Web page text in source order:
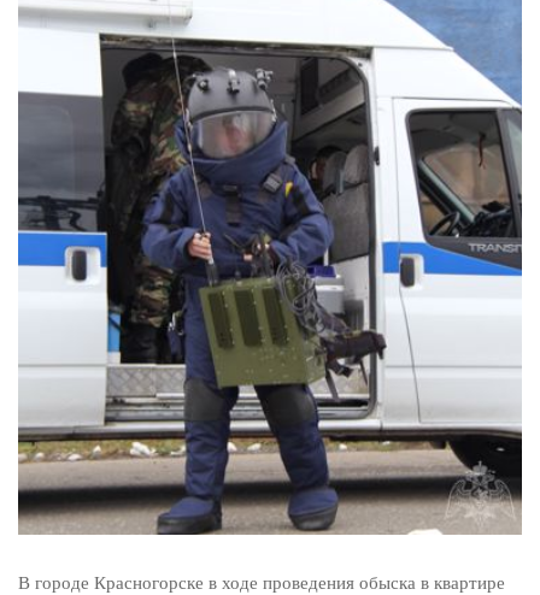
В городе Красногорске в ходе проведения обыска в квартире